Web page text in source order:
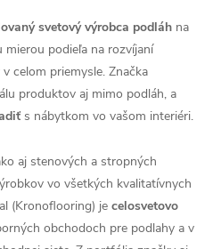
svetový výrobca podláh na
mierou podieľa na rozvíjaní
celom priemysle. Značka
produktov aj mimo podláh, a
s nábytkom vo vašom interiéri.
aj stenových a stropných
vo všetkých kvalitatívnych
(Kronoflooring) je celosvetovo
obchodoch pre podlahy a v